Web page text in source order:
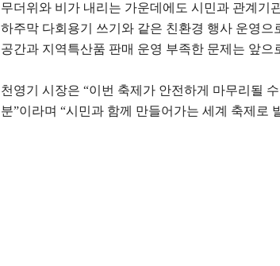
무더위와 비가 내리는 가운데에도 시민과 관계기
하주막 다회용기 쓰기와 같은 친환경 행사 운영으
공간과 지역특산품 판매 운영 부족한 문제는 앞
천영기 시장은 “이번 축제가 안전하게 마무리될
분”이라며 “시민과 함께 만들어가는 세계 축제로